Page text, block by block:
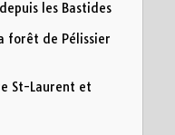
les Bastides
forêt de Pélissier
St-Laurent et